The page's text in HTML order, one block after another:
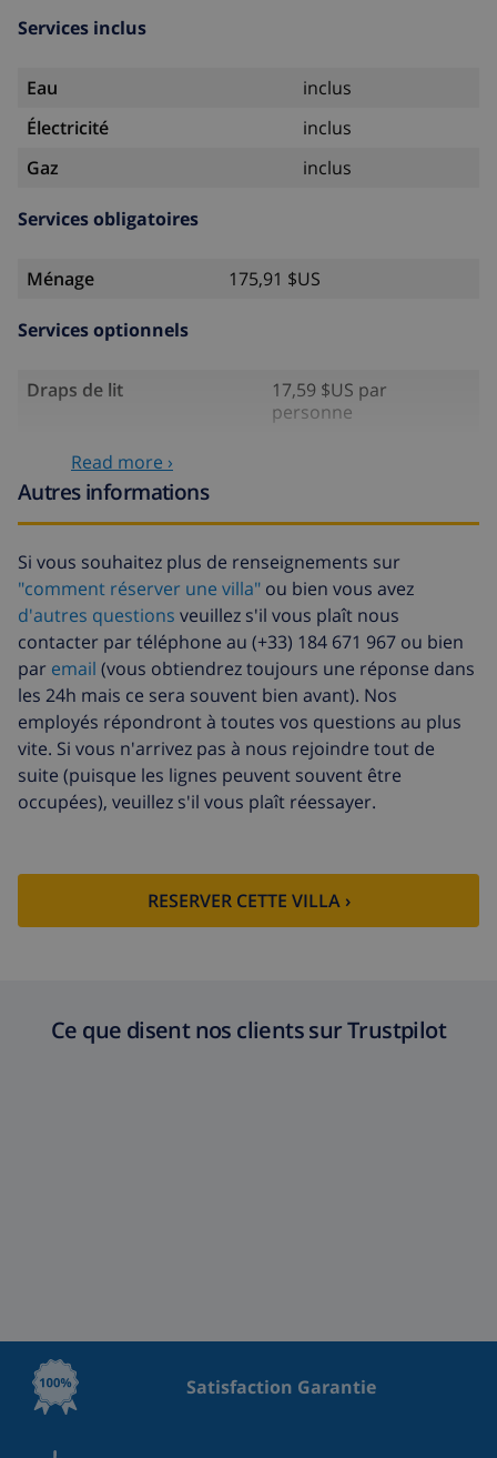
Services inclus
Eau
inclus
Électricité
inclus
Gaz
inclus
Services obligatoires
Ménage 175,91 $US
Services optionnels
Draps de lit
17,59 $US par
personne
Serviettes
Lit bébé
Draps supplémentaires
17,59 $US par
personne
Serviettes
supplémentaires
8,80 $US par personne
Fonds d'annulation: 4.80% du montant total
Read more ›
Autres informations
Si vous souhaitez plus de renseignements sur
"comment réserver une villa" ou bien vous avez
d'autres questions veuillez s'il vous plaît nous
contacter par téléphone au (+33) 184 671 967 ou bien
par email (vous obtiendrez toujours une réponse dans
les 24h mais ce sera souvent bien avant). Nos
employés répondront à toutes vos questions au plus
vite. Si vous n'arrivez pas à nous rejoindre tout de
suite (puisque les lignes peuvent souvent être
occupées), veuillez s'il vous plaît réessayer.
RESERVER CETTE VILLA ›
Ce que disent nos clients sur Trustpilot
Satisfaction Garantie